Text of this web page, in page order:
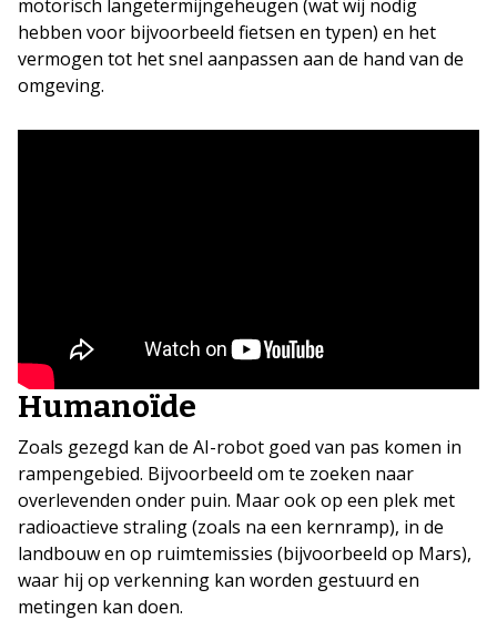
motorisch langetermijngeheugen (wat wij nodig
hebben voor bijvoorbeeld fietsen en typen) en het
vermogen tot het snel aanpassen aan de hand van de
omgeving.
Humanoïde
Zoals gezegd kan de AI-robot goed van pas komen in
rampengebied. Bijvoorbeeld om te zoeken naar
overlevenden onder puin. Maar ook op een plek met
radioactieve straling (zoals na een kernramp), in de
landbouw en op ruimtemissies (bijvoorbeeld op Mars),
waar hij op verkenning kan worden gestuurd en
metingen kan doen.